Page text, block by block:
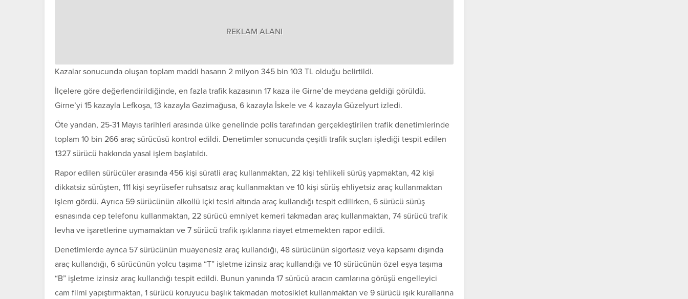
REKLAM ALANI
Kazalar sonucunda oluşan toplam maddi hasarın 2 milyon 345 bin 103 TL olduğu belirtildi.
İlçelere göre değerlendirildiğinde, en fazla trafik kazasının 17 kaza ile Girne’de meydana geldiği görüldü.
Girne’yi 15 kazayla Lefkoşa, 13 kazayla Gazimağusa, 6 kazayla İskele ve 4 kazayla Güzelyurt izledi.
Öte yandan, 25-31 Mayıs tarihleri arasında ülke genelinde polis tarafından gerçekleştirilen trafik denetimlerinde
toplam 10 bin 266 araç sürücüsü kontrol edildi. Denetimler sonucunda çeşitli trafik suçları işlediği tespit edilen
1327 sürücü hakkında yasal işlem başlatıldı.
Rapor edilen sürücüler arasında 456 kişi süratli araç kullanmaktan, 22 kişi tehlikeli sürüş yapmaktan, 42 kişi
dikkatsiz sürüşten, 111 kişi seyrüsefer ruhsatsız araç kullanmaktan ve 10 kişi sürüş ehliyetsiz araç kullanmaktan
işlem gördü. Ayrıca 59 sürücünün alkollü içki tesiri altında araç kullandığı tespit edilirken, 6 sürücü sürüş
esnasında cep telefonu kullanmaktan, 22 sürücü emniyet kemeri takmadan araç kullanmaktan, 74 sürücü trafik
levha ve işaretlerine uymamaktan ve 7 sürücü trafik ışıklarına riayet etmemekten rapor edildi.
Denetimlerde ayrıca 57 sürücünün muayenesiz araç kullandığı, 48 sürücünün sigortasız veya kapsamı dışında
araç kullandığı, 6 sürücünün yolcu taşıma “T” işletme izinsiz araç kullandığı ve 10 sürücünün özel eşya taşıma
“B” işletme izinsiz araç kullandığı tespit edildi. Bunun yanında 17 sürücü aracın camlarına görüşü engelleyici
cam filmi yapıştırmaktan, 1 sürücü koruyucu başlık takmadan motosiklet kullanmaktan ve 9 sürücü ışık kurallarına